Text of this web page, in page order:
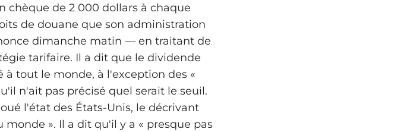
chèque de 2 000 dollars à chaque
de douane que son administration
dimanche matin — en traitant de
tarifaire. Il a dit que le dividende
à tout le monde, à l'exception des «
n'ait pas précisé quel serait le seuil.
l'état des États‑Unis, le décrivant
». Il a dit qu'il y a « presque pas